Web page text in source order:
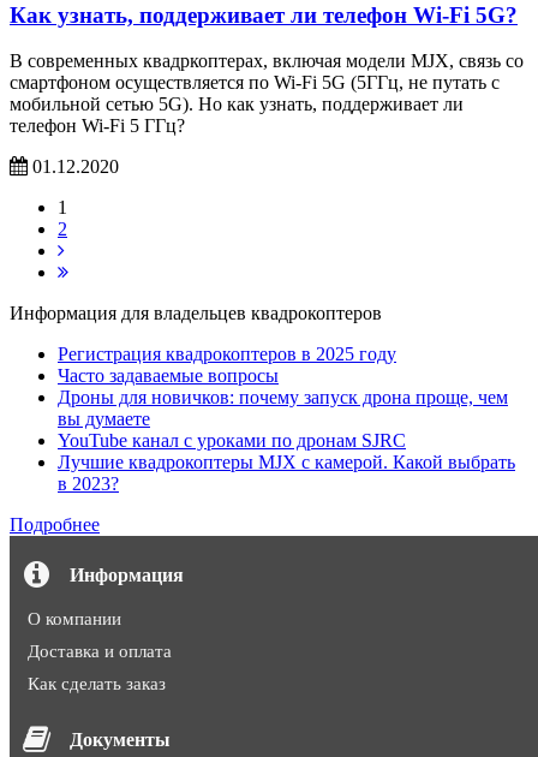
Как узнать, поддерживает ли телефон Wi-Fi 5G?
В современных квадркоптерах, включая модели MJX, связь со
смартфоном осуществляется по Wi-Fi 5G (5ГГц, не путать с
мобильной сетью 5G). Но как узнать, поддерживает ли
телефон Wi-Fi 5 ГГц?
01.12.2020
1
2
Информация для владельцев квадрокоптеров
Регистрация квадрокоптеров в 2025 году
Часто задаваемые вопросы
Дроны для новичков: почему запуск дрона проще, чем
вы думаете
YouTube канал с уроками по дронам SJRC
Лучшие квадрокоптеры MJX с камерой. Какой выбрать
в 2023?
Подробнее
Информация
О компании
Доставка и оплата
Как сделать заказ
Документы